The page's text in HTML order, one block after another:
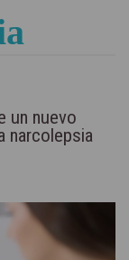
un nuevo
narcolepsia